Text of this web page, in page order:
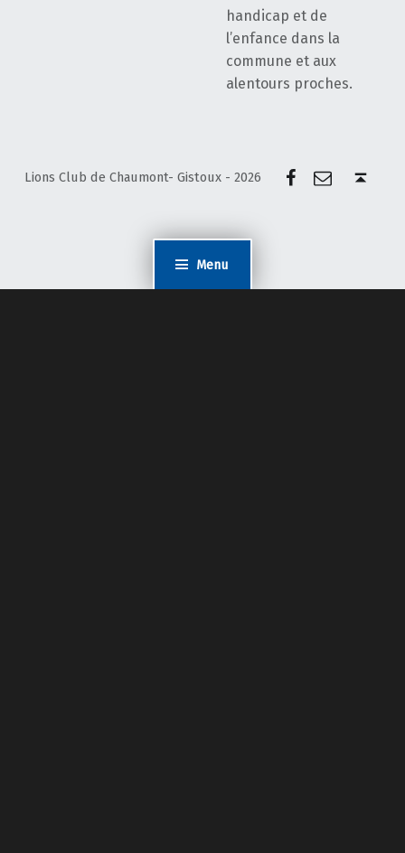
Menu
handicap et de
l’enfance dans la
commune et aux
alentours proches.
Lions Club de Chaumont- Gistoux - 2026